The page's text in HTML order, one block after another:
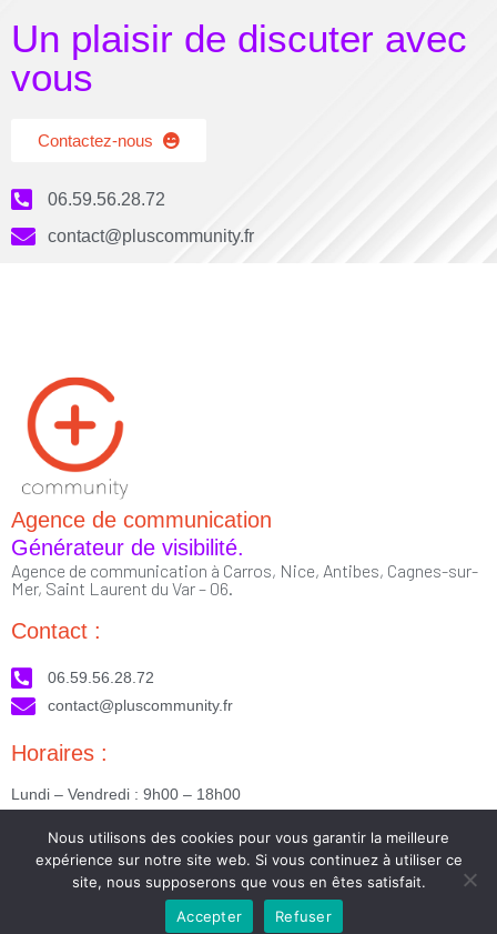
Un plaisir de discuter avec
vous
Contactez-nous
06.59.56.28.72
contact@pluscommunity.fr
Agence de communication
Générateur de visibilité.
Agence de communication à Carros, Nice, Antibes, Cagnes-sur-
Mer, Saint Laurent du Var – 06.
Contact :
06.59.56.28.72
contact@pluscommunity.fr
Horaires :
Lundi – Vendredi : 9h00 – 18h00
Nous suivre :
Nous utilisons des cookies pour vous garantir la meilleure
expérience sur notre site web. Si vous continuez à utiliser ce
site, nous supposerons que vous en êtes satisfait.
Accepter
Refuser